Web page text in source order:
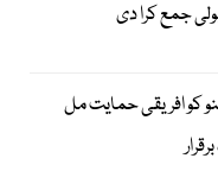
جمع کرا دی
کو افریقی حمایت مل